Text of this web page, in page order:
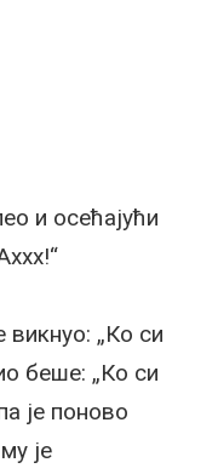
и осећајући
„Ко си
беше: „Ко си
је поново
је